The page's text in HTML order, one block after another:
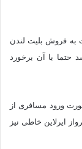
به فروش بلیت لندن
حتما با آن برخورد
ورود مسافری از
ایرلاین خاطی نیز